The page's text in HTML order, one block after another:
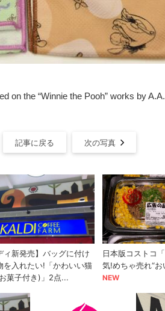
the “Winnie the Pooh” works by
記事に戻る 次の写真